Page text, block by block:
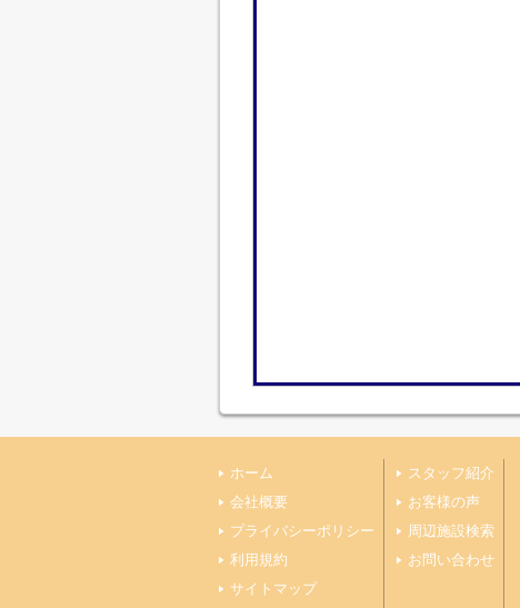
ホーム
会社概要
プライバシーポリシー
利用規約
サイトマップ
スタッフ紹介
お客様の声
周辺施設検索
お問い合わせ